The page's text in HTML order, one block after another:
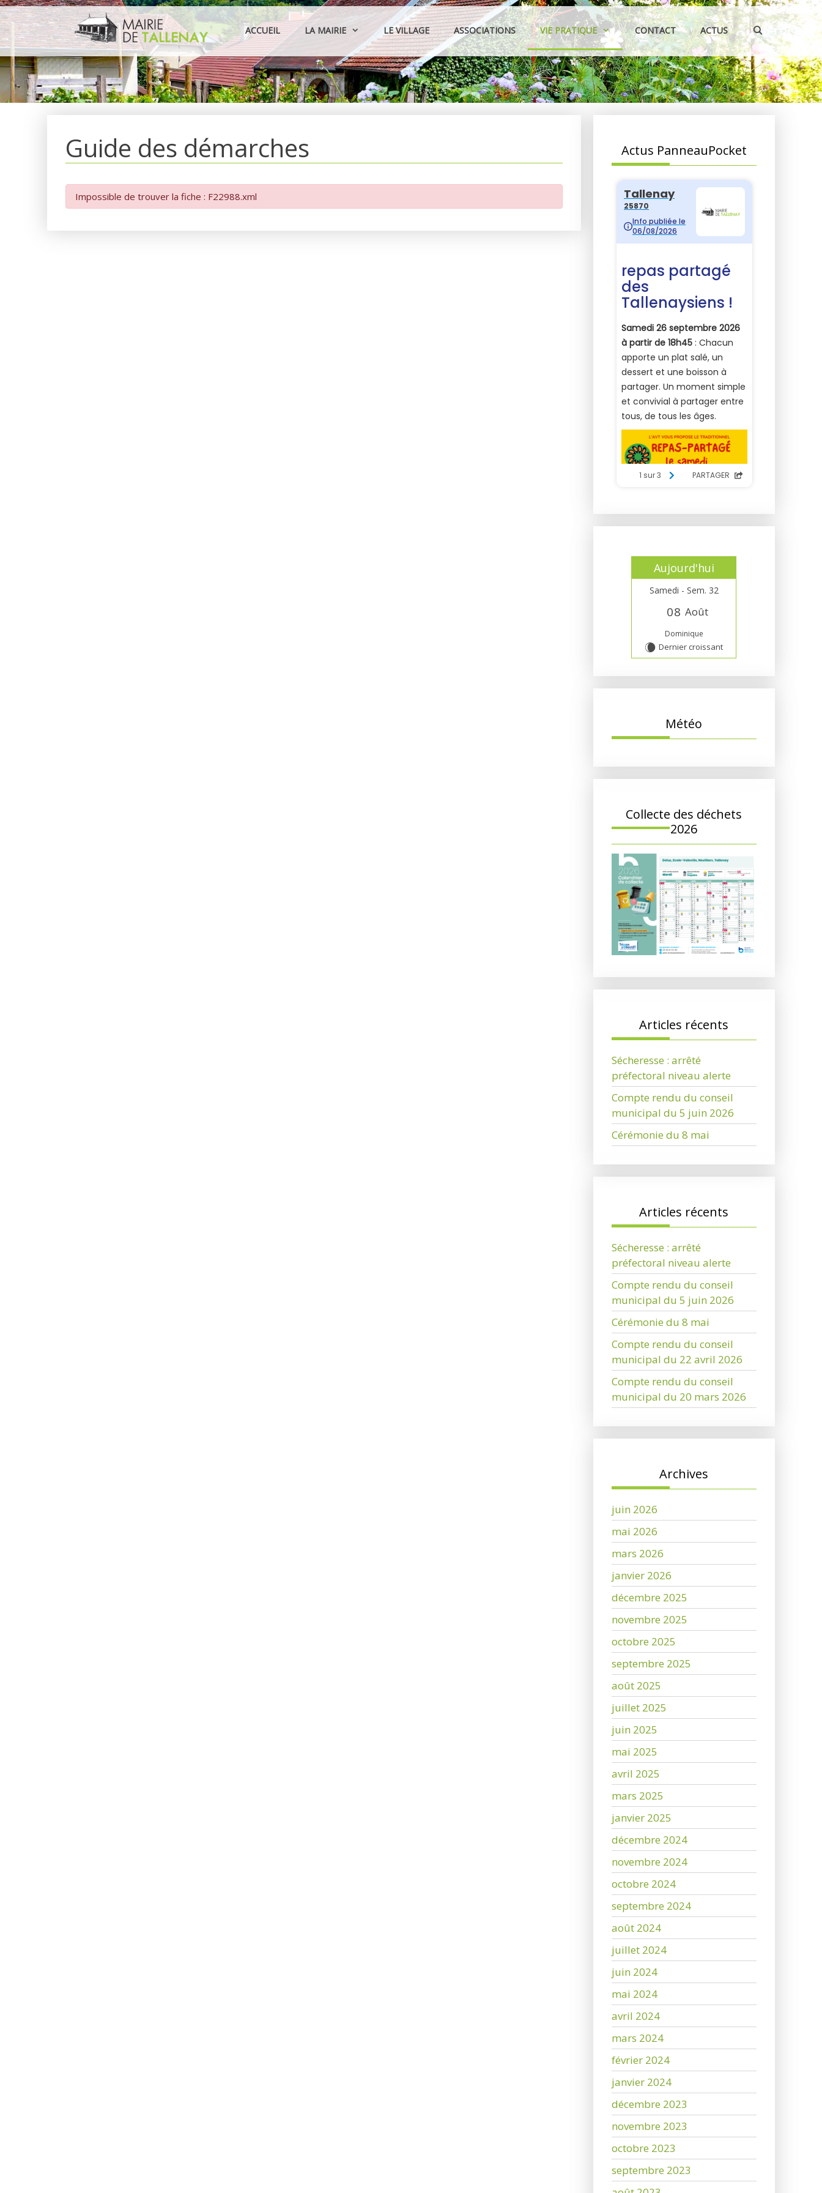
Aller
au
contenu
ACCUEIL LA MAIRIE LE VILLAGE ASSOCIATIONS VIE PRATIQUE CONTACT ACTUS
Guide des démarches
Impossible de trouver la fiche : F22988.xml
Actus PanneauPocket
Aujourd'hui
Samedi - Sem. 32
08 Août
Dominique
W Dernier croissant
Météo
Collecte des déchets
2026
Articles récents
Sécheresse : arrêté
préfectoral niveau alerte
Compte rendu du conseil
municipal du 5 juin 2026
Cérémonie du 8 mai
Articles récents
Sécheresse : arrêté
préfectoral niveau alerte
Compte rendu du conseil
municipal du 5 juin 2026
Cérémonie du 8 mai
Compte rendu du conseil
municipal du 22 avril 2026
Compte rendu du conseil
municipal du 20 mars 2026
Archives
juin 2026
mai 2026
mars 2026
janvier 2026
décembre 2025
novembre 2025
octobre 2025
septembre 2025
août 2025
juillet 2025
juin 2025
mai 2025
avril 2025
mars 2025
janvier 2025
décembre 2024
novembre 2024
octobre 2024
septembre 2024
août 2024
juillet 2024
juin 2024
mai 2024
avril 2024
mars 2024
février 2024
janvier 2024
décembre 2023
novembre 2023
octobre 2023
septembre 2023